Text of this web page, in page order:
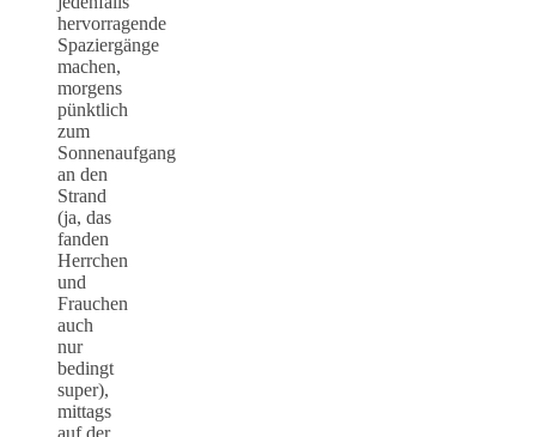
hervorragende
Spaziergänge
machen,
morgens
pünktlich
zum
Sonnenaufgang
an den
Strand
(ja, das
fanden
Herrchen
und
Frauchen
auch
nur
bedingt
super),
mittags
auf der